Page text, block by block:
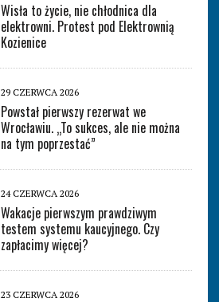
Wisła to życie, nie chłodnica dla
elektrowni. Protest pod Elektrownią
Kozienice
29 CZERWCA 2026
Powstał pierwszy rezerwat we
Wrocławiu. „To sukces, ale nie można
na tym poprzestać”
24 CZERWCA 2026
Wakacje pierwszym prawdziwym
testem systemu kaucyjnego. Czy
zapłacimy więcej?
23 CZERWCA 2026